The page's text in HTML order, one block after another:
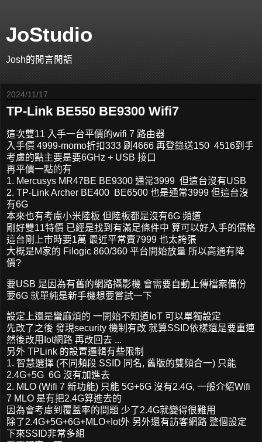
JoStudio
Josh的閒言閒語
2024/11/17
TP-Link BE550 BE9300 Wifi7
這次雙11 入手一台平價的wifi 7 路由器
入手價 4999-momo折扣333 刷4666 再登錄送150 4516到手
考慮的點主要是要6GHz + USB 接口
再平價一點的有
1. Mercusys MR47BE BE9300 通常3999 但這台沒有USB
2. TP-Link Archer BE400 BE6500 也是通常3999 但這台沒
有6G
本來也有考慮小米陸板 但陸板都是沒有6G 頻道
剛好雙11特價 已經是找到有滿足條件中 算可以好入手的價格
這台剛上市時要1萬 最近平常賣7999 也太誇張
大概是M家的 Filogic 860/360 平台開始放量 所以高通有降
價?
要USB 是因為有舊的網路攝影機 會需要自動上傳檔案備份
要6G 就單純是新手機想要嘗試一下
設定上還是蠻麻煩的 一開始不知道IoT 可以單獨設定
先改了之後 發現security 機制有改 就算SSID依樣還是要重連
然後改用Iot網路 再改回去 ...
另外 TPLink 的設置邏輯有些限制
1. 智慧選擇 (不同頻段 SSID 同名, 舊版的雙頻合一) 只能
2.4G+5G 6G 沒有加進去
2. MLO (Wifi 7 新功能) 只能 5G+6G 沒有2.4G, 一般介紹Wifi
7 MLO 是有把2.4G算進去的
因為會考慮到覆蓋率的問題 少了2.4G就變得很難用
除了2.4G+5G+6G+MLO+Iot外 另外還有訪客網路 整個設定
下來SSID非常多組